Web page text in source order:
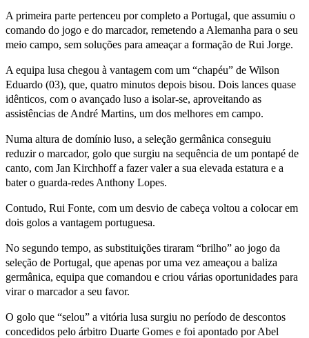
A primeira parte pertenceu por completo a Portugal, que assumiu o
comando do jogo e do marcador, remetendo a Alemanha para o seu
meio campo, sem soluções para ameaçar a formação de Rui Jorge.
A equipa lusa chegou à vantagem com um “chapéu” de Wilson
Eduardo (03), que, quatro minutos depois bisou. Dois lances quase
idênticos, com o avançado luso a isolar-se, aproveitando as
assistências de André Martins, um dos melhores em campo.
Numa altura de domínio luso, a seleção germânica conseguiu
reduzir o marcador, golo que surgiu na sequência de um pontapé de
canto, com Jan Kirchhoff a fazer valer a sua elevada estatura e a
bater o guarda-redes Anthony Lopes.
Contudo, Rui Fonte, com um desvio de cabeça voltou a colocar em
dois golos a vantagem portuguesa.
No segundo tempo, as substituições tiraram “brilho” ao jogo da
seleção de Portugal, que apenas por uma vez ameaçou a baliza
germânica, equipa que comandou e criou várias oportunidades para
virar o marcador a seu favor.
O golo que “selou” a vitória lusa surgiu no período de descontos
concedidos pelo árbitro Duarte Gomes e foi apontado por Abel